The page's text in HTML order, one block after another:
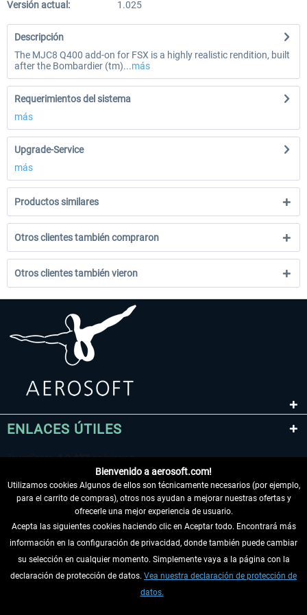
Versión actual: 1.025
Descripción
The MJC8 Q400 add-on for FSX is a highly realistic rendition, built
after the Bombardier (tm)...más
Requerimientos del sistema
más
Upgrade-Service
más
Productos similares
Otros clientes también compraron
Otros clientes también vieron
ENLACES ÚTILES
DESISTIR DEL CONTRATO
INFORMACIÓN
Bienvenido a aerosoft.com!
Utilizamos cookies Algunos de ellos son técnicamente necesarios (por ejemplo,
para el carrito de compras), otros nos ayudan a mejorar nuestras ofertas y
ofrecerle una mejor experiencia de usuario.
Acepta las siguientes cookies haciendo clic en Aceptar todo. Encontrará más
información en la configuración de privacidad, donde también puede cambiar
su selección en cualquier momento. Simplemente vaya a la página con la
declaración de protección de datos. Vea nuestra declaración de protección de
datos.